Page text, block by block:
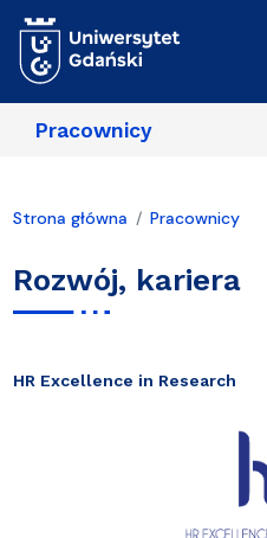
Pracownicy
Strona główna Pracownicy
Rozwój, kariera
HR Excellence in Research